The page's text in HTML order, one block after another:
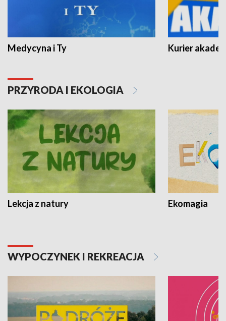
Medycyna i Ty Kurier
PRZYRODA I EKOLOGIA
Lekcja z natury Ekomagia
WYPOCZYNEK I REKREACJA